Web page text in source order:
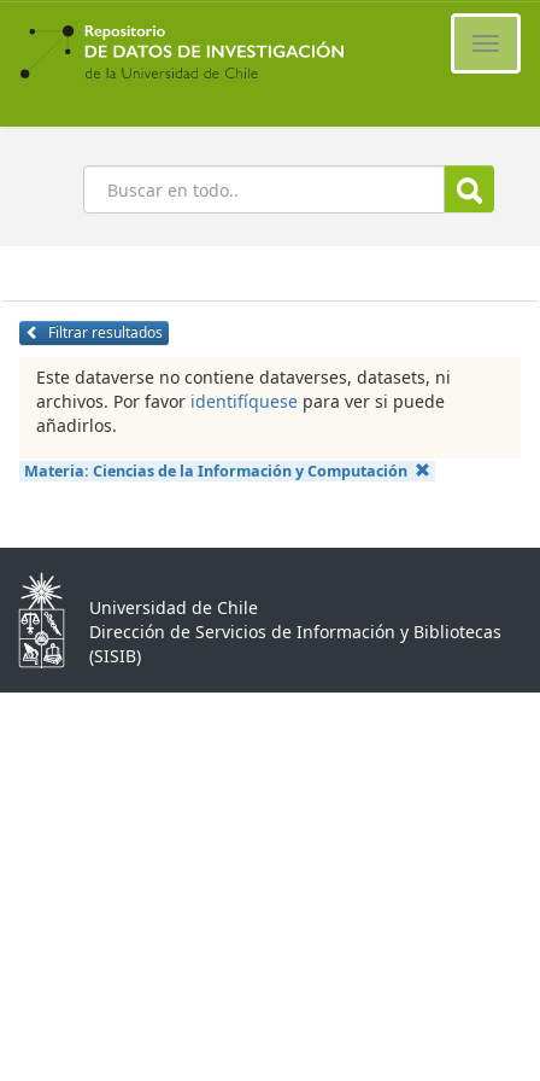
Ir
contenido
principal
Buscar
Filtrar resultados
Este dataverse no contiene dataverses, datasets, ni
archivos. Por favor identifíquese para ver si puede
añadirlos.
Materia: Ciencias de la Información y Computación
Universidad de Chile
Dirección de Servicios de Información y Bibliotecas
(SISIB)